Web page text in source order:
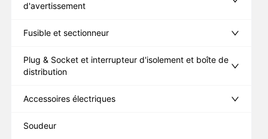
d'avertissement
Fusible et sectionneur
Plug & Socket et interrupteur d'isolement et boîte de
distribution
Accessoires électriques
Soudeur